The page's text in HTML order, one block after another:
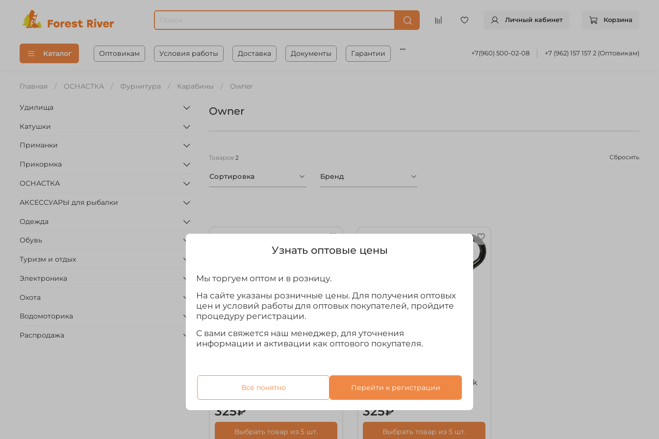
Личный кабинет Корзина
Каталог Оптовикам Условия работы Доставка Документы Гарантии +7(960) 500-02-08 +7 (962) 157 157 2 (Оптовикам)
Главная ОСНАСТКА Фурнитура Карабины Owner
Owner
Товаров2 Сбросить
Сортировка Бренд
325₽
Выбрать товар из 5 шт.
Застежка Owner 52818 Quick
Snap
325₽
Выбрать товар из 5 шт.
Удилища
Катушки
Приманки
Прикормка
ОСНАСТКА
АКСЕССУАРЫ для рыбалки
Одежда
Обувь
Туризм и отдых
Электроника
Охота
Водомоторика
Распродажа
Узнать оптовые цены
Мы торгуем оптом и в розницу.
На сайте указаны розничные цены. Для получения оптовых
цен и условий работы для оптовых покупателей, пройдите
процедуру регистрации.
С вами свяжется наш менеджер, для уточнения
информации и активации как оптового покупателя.
Всё понятно Перейти к регистрации